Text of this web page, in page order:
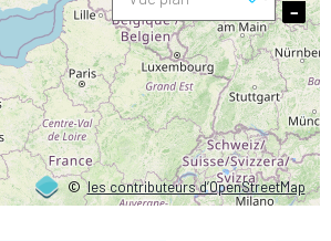
©les contributeurs d’OpenStreetMap
−